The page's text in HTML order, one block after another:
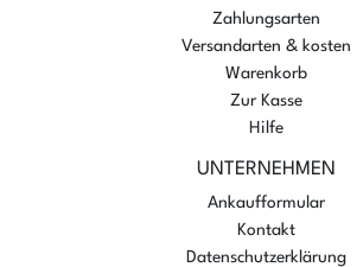
Zahlungsarten
Versandarten & kosten
Warenkorb
Zur Kasse
Hilfe
UNTERNEHMEN
Ankaufformular
Kontakt
Datenschutzerklärung